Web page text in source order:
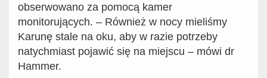
obserwowano za pomocą kamer
monitorujących. – Również w nocy mieliśmy
Karunę stale na oku, aby w razie potrzeby
natychmiast pojawić się na miejscu – mówi dr
Hammer.